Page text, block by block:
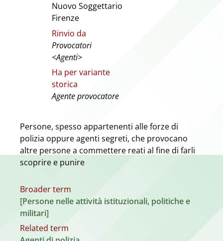
Nuovo Soggettario
Firenze
Rinvio da
Provocatori
<Agenti>
Ha per variante
storica
Agente provocatore
Persone, spesso appartenenti alle forze di
polizia oppure agenti segreti, che provocano
altre persone a commettere reati al fine di farli
scoprire e punire
Broader term
[Persone nelle attività istituzionali, politiche e
militari]
Related term